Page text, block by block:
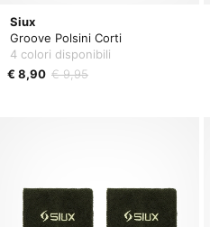
Siux
Groove Polsini Corti
4 colori disponibili
€ 8,90 € 9,95